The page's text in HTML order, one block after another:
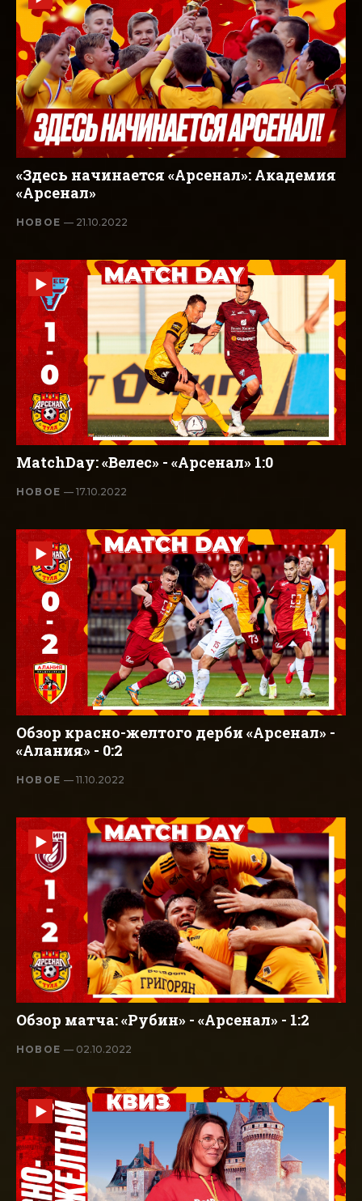
«Здесь начинается «Арсенал»: Академия
«Арсенал»
НОВОЕ— 21.10.2022
MatchDay: «Велес» - «Арсенал» 1:0
НОВОЕ— 17.10.2022
Обзор красно-желтого дерби «Арсенал» -
«Алания» - 0:2
НОВОЕ— 11.10.2022
Обзор матча: «Рубин» - «Арсенал» - 1:2
НОВОЕ— 02.10.2022